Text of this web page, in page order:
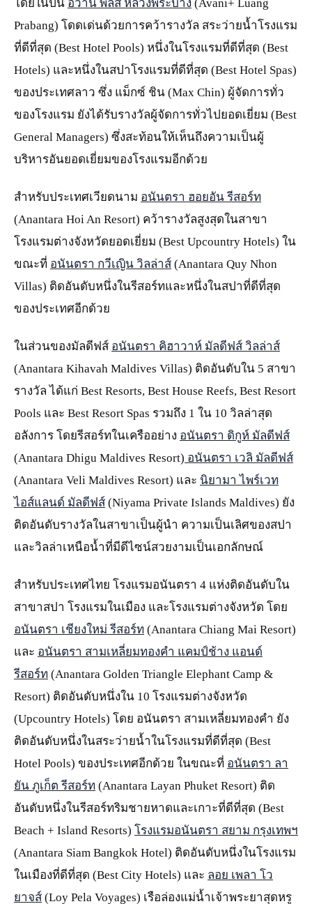
โดยในปีนี้ อวานี พลัส หลวงพระบาง (Avani+ Luang
Prabang) โดดเด่นด้วยการคว้ารางวัล สระว่ายน้ำโรงแรม
ที่ดีที่สุด (Best Hotel Pools) หนึ่งในโรงแรมที่ดีที่สุด (Best
Hotels) และหนึ่งในสปาโรงแรมที่ดีที่สุด (Best Hotel Spas)
ของประเทศลาว ซึ่ง แม็กซ์ ชิน (Max Chin) ผู้จัดการทั่ว
ของโรงแรม ยังได้รับรางวัลผู้จัดการทั่วไปยอดเยี่ยม (Best
General Managers) ซึ่งสะท้อนให้เห็นถึงความเป็นผู้
บริหารอันยอดเยี่ยมของโรงแรมอีกด้วย
สำหรับประเทศเวียดนาม อนันตรา ฮอยอัน รีสอร์ท
(Anantara Hoi An Resort) คว้ารางวัลสูงสุดในสาขา
โรงแรมต่างจังหวัดยอดเยี่ยม (Best Upcountry Hotels) ใน
ขณะที่ อนันตรา กวีเญิน วิลล่าส์ (Anantara Quy Nhon
Villas) ติดอันดับหนึ่งในรีสอร์ทและหนึ่งในสปาที่ดีที่สุด
ของประเทศอีกด้วย
ในส่วนของมัลดีฟส์ อนันตรา คิฮาวาห์ มัลดีฟส์ วิลล่าส์
(Anantara Kihavah Maldives Villas) ติดอันดับใน 5 สาขา
รางวัล ได้แก่ Best Resorts, Best House Reefs, Best Resort
Pools และ Best Resort Spas รวมถึง 1 ใน 10 วิลล่าสุด
อลังการ โดยรีสอร์ทในเครืออย่าง อนันตรา ดิกูห์ มัลดีฟส์
(Anantara Dhigu Maldives Resort) อนันตรา เวลิ มัลดีฟส์
(Anantara Veli Maldives Resort) และ นิยามา ไพร์เวท
ไอส์แลนด์ มัลดีฟส์ (Niyama Private Islands Maldives) ยัง
ติดอันดับรางวัลในสาขาเป็นผู้นำ ความเป็นเลิศของสปา
และวิลล่าเหนือน้ำที่มีดีไซน์สวยงามเป็นเอกลักษณ์
สำหรับประเทศไทย โรงแรมอนันตรา 4 แห่งติดอันดับใน
สาขาสปา โรงแรมในเมือง และโรงแรมต่างจังหวัด โดย
อนันตรา เชียงใหม่ รีสอร์ท (Anantara Chiang Mai Resort)
และ อนันตรา สามเหลี่ยมทองคำ แคมป์ช้าง แอนด์
รีสอร์ท (Anantara Golden Triangle Elephant Camp &
Resort) ติดอันดับหนึ่งใน 10 โรงแรมต่างจังหวัด
(Upcountry Hotels) โดย อนันตรา สามเหลี่ยมทองคำ ยัง
ติดอันดับหนึ่งในสระว่ายน้ำในโรงแรมที่ดีที่สุด (Best
Hotel Pools) ของประเทศอีกด้วย ในขณะที่ อนันตรา ลา
ยัน ภูเก็ต รีสอร์ท (Anantara Layan Phuket Resort) ติด
อันดับหนึ่งในรีสอร์ทริมชายหาดและเกาะที่ดีที่สุด (Best
Beach + Island Resorts) โรงแรมอนันตรา สยาม กรุงเทพฯ
(Anantara Siam Bangkok Hotel) ติดอันดับหนึ่งในโรงแรม
ในเมืองที่ดีที่สุด (Best City Hotels) และ ลอย เพลา โว
ยาจส์ (Loy Pela Voyages) เรือล่องแม่น้ำเจ้าพระยาสุดหรู